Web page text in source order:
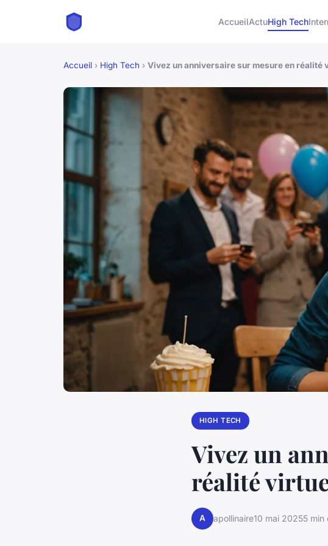
AccueilActuHigh Tech
Accueil › High Tech › Vivez un anniversaire sur mesure en réalité
HIGH TECH
Vivez un
réalité
A apollinaire10 mai 20255 min